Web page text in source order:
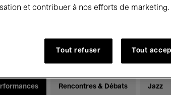
Rencontres & Débats Jazz
et contribuer à nos efforts de marketing.
Tout refuser Tout